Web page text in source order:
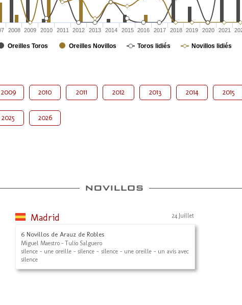
Oreilles Toros Oreilles Novillos Toros lidiés Novillos lidiés
2008 2009 2010 2011 2012 2013 2014 2015 2016 2017 2018 2019 2020 2021
2009 2010 2011 2012 2013 2014 2015
2025 2026
Madrid 24 Juillet
6 Novillos de Arauz de Robles
Miguel Maestro - Tulio Salguero
silence - une oreille - silence - silence - une oreille - un avis avec
silence